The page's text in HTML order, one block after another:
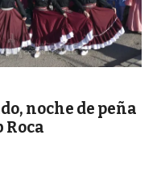
noche de peña
Roca